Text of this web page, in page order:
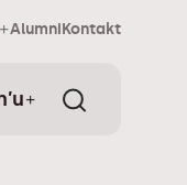
AlumniKontakt